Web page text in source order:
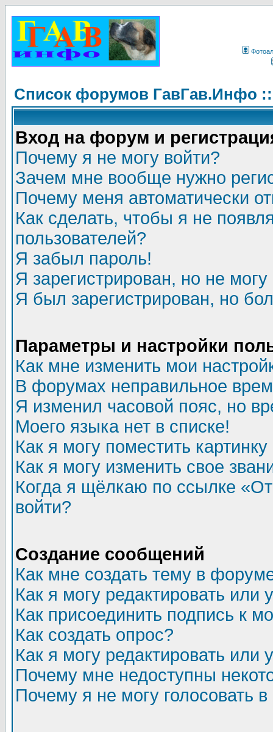
Список форумов ГавГав.Инфо
Вход на форум и
Почему я не могу войти?
Зачем мне вообще нужно
Почему меня автоматически
Как сделать, чтобы я не
пользователей?
Я забыл пароль!
Я зарегистрирован, но не могу
Я был зарегистрирован, но
Параметры и настройки
Как мне изменить мои
В форумах неправильное
Я изменил часовой пояс, но
Моего языка нет в списке!
Как я могу поместить
Как я могу изменить свое
Когда я щёлкаю по ссылке
войти?
Создание сообщений
Как мне создать тему в
Как я могу редактировать или
Как присоединить подпись к
Как создать опрос?
Как я могу редактировать или
Почему мне недоступны
Почему я не могу голосовать